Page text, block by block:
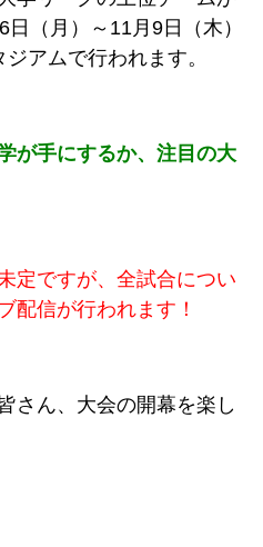
（月）～11月9日（木）
アムで行われます。
が手にするか、注目の大
定ですが、全試合につい
配信が行われます！
さん、大会の開幕を楽し